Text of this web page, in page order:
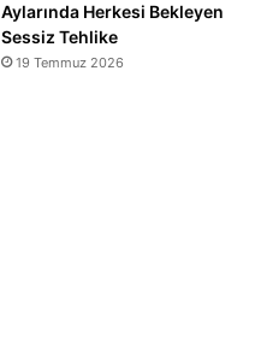
Aylarında Herkesi Bekleyen
Sessiz Tehlike
19 Temmuz 2026